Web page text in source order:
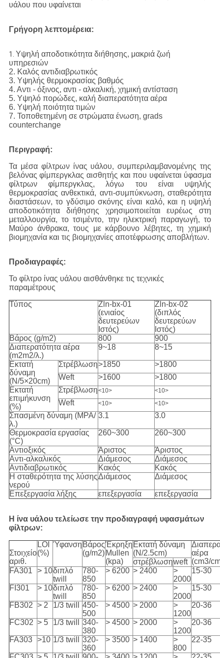
υάλου που υφαίνεται
Γρήγορη λεπτομέρεια:
1. Υψηλή αποδοτικότητα διήθησης, μακριά ζωή
υπηρεσιών
2. Καλός αντιδιαβρωτικός
3. Υψηλής θερμοκρασίας βαθμός
4. Αντι - όξινος, αντι - αλκαλική, χημική αντίσταση
5. Υψηλό πορώδες, καλή διαπερατότητα αέρα
6. Υψηλή ποιότητα τιμών
7. Τοποθετημένη σε στρώματα ένωση, grads
counterchange
Περιγραφή:
Τα μέσα φίλτρων ίνας υάλου, συμπεριλαμβανομένης της
βελόνας φίμπεργκλας αισθητής και που υφαίνεται ύφασμα
φίλτρων φίμπεργκλας, λόγω του είναι υψηλής
θερμοκρασίας ανθεκτικά, αντι-συμπύκνωση, σταθερότητα
διαστάσεων, το γδύσιμο σκόνης είναι καλό, και η υψηλή
αποδοτικότητα διήθησης χρησιμοποιείται ευρέως στη
μεταλλουργία, το τσιμέντο, την ηλεκτρική παραγωγή, το
Μαύρο άνθρακα, τους με κάρβουνο λέβητες, τη χημική
βιομηχανία και τις βιομηχανίες αποτέφρωσης αποβλήτων.
Προδιαγραφές:
Το φίλτρο ίνας υάλου αισθάνθηκε τις τεχνικές
παραμέτρους
Τύπος
Zln-bx-01
(ενιαίος
δευτερεύων
Ιστός)
Zln-bx-02
(διπλός
δευτερεύων
Ιστός)
Βάρος (g/m2)
800
900
Διαπερατότητα αέρα
(m2m2/λ.)
9~18 8~15
Εκτατή
δύναμη
(N/5×20cm)
Στρέβλωση>1850
>1800
Weft
>1600
>1800
Εκτατή
επιμήκυνση
(%)
Στρέβλωση<10> <10>
Weft <10> <10>
Σπασμένη δύναμη (MPA/
λ.)
3.1 3.0
Θερμοκρασία εργασίας
(°C)
260~300 260~300
Αντιοξικός Άριστος
Άριστος
Αντι-αλκαλικός
Διάμεσος
Διάμεσος
Αντιδιαβρωτικός
Κακός
Κακός
Η σταθερότητα της λύσης
νερού
Διάμεσος Διάμεσος
Επεξεργασία λήξης επεξεργασία επεξεργασία
Η ίνα υάλου τελείωσε την προδιαγραφή υφασμάτων
φίλτρων:
Στοιχείο
αριθ.
LOI
(%)
Ύφανση Βάρος
(g/m2)
Έκρηξη
Mullen
(kpa)
Εκτατή δύναμη
(N/2.5cm)
αέρα
(cm3/
στρέβλωσηweft
FA301
> 10διπλό
twill
780-
850
> 6200 > 2400
>
2000
15-30
FI301 > 10διπλό
twill
780-
850
> 6200 > 2400
>
2000
15-30
FB302 > 2 1/3 twill
450-
500
> 4500 > 2000
>
1200
20-36
FC302 > 5 1/3 twill
340-
380
> 4500 > 2000
>
1200
20-36
FA303 >10 1/3 twill
320-
360
> 3500 > 1400
>
800
22-35